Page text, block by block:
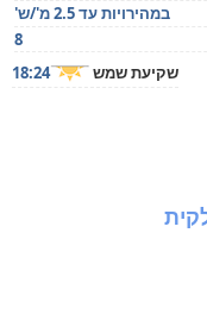
במהירויות עד 2.5 מ'/ש'
8
שקיעת שמש 18:24